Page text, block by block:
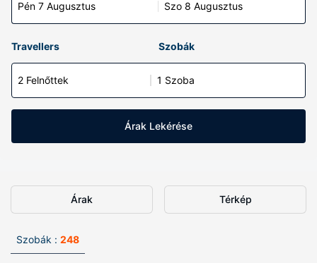
Pén 7 Augusztus Szo 8 Augusztus
Travellers Szobák
2 Felnőttek 1 Szoba
Árak Lekérése
Árak Térkép
Szobák : 248